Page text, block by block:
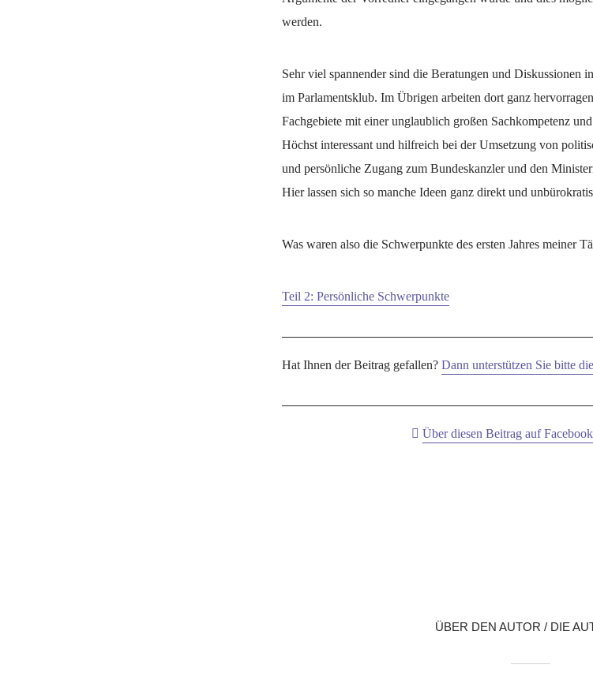
werden.
Sehr viel spannender sind die Beratungen und Diskussionen
im Parlamentsklub. Im Übrigen arbeiten dort ganz
Fachgebiete mit einer unglaublich großen Sachkompetenz
Höchst interessant und hilfreich bei der Umsetzung von
und persönliche Zugang zum Bundeskanzler und den
Hier lassen sich so manche Ideen ganz direkt und
Was waren also die Schwerpunkte des ersten Jahres meiner
Teil 2: Persönliche Schwerpunkte
Hat Ihnen der Beitrag gefallen? Dann unterstützen Sie bitte
Über diesen Beitrag auf
ÜBER DEN AUTOR / DIE